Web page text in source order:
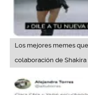
Los mejores memes
colaboración de Shakira